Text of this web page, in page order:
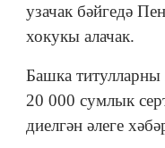
узачак бәйгедә
хокукы алачак.
Башка титулларны
20 000 сумлык
диелгән әлеге